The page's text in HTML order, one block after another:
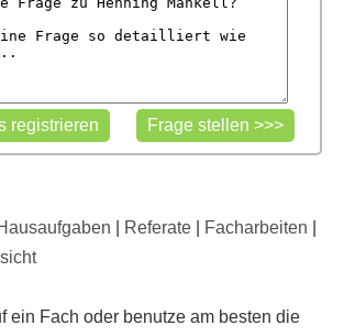
Referate Facharbeiten
ein Fach oder benutze am besten die